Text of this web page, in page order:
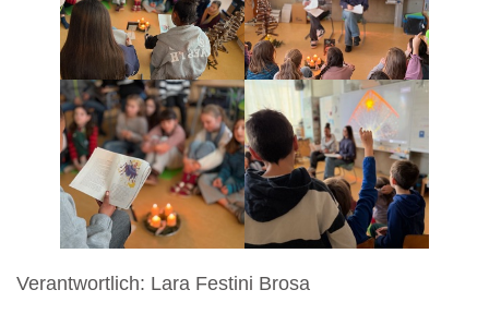
Verantwortlich: Lara Festini Brosa